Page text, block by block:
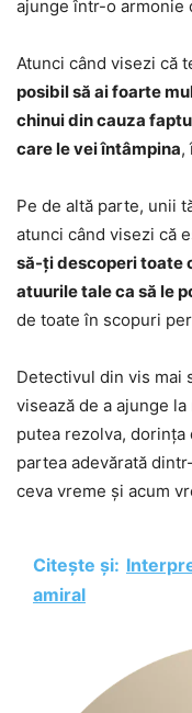
ajunge într-o armonie
Atunci când visezi că
posibil să ai foarte
chinui din cauza
care le vei întâmpina,
Pe de altă parte, unii
atunci când visezi că
să-ți descoperi toate
atuurile tale ca să le
de toate în scopuri
Detectivul din vis mai
visează de a ajunge
putea rezolva,
partea adevărată
ceva vreme și acum
Citește și:
amiral